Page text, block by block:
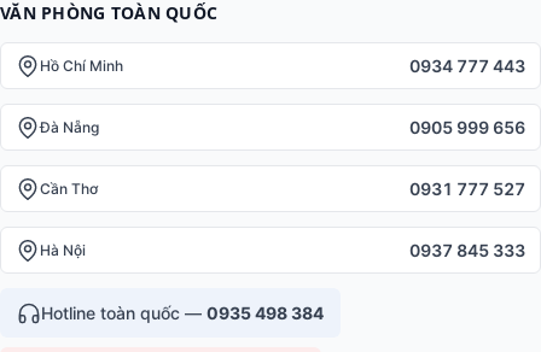
VĂN PHÒNG TOÀN QUỐC
Hồ Chí Minh 0934 777 443
Đà Nẵng 0905 999 656
Cần Thơ 0931 777 527
Hà Nội 0937 845 333
Hotline toàn quốc — 0935 498 384